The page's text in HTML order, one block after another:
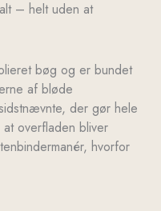
– helt uden at
bøg og er bundet
af bløde
der gør hele
overfladen bliver
hvorfor